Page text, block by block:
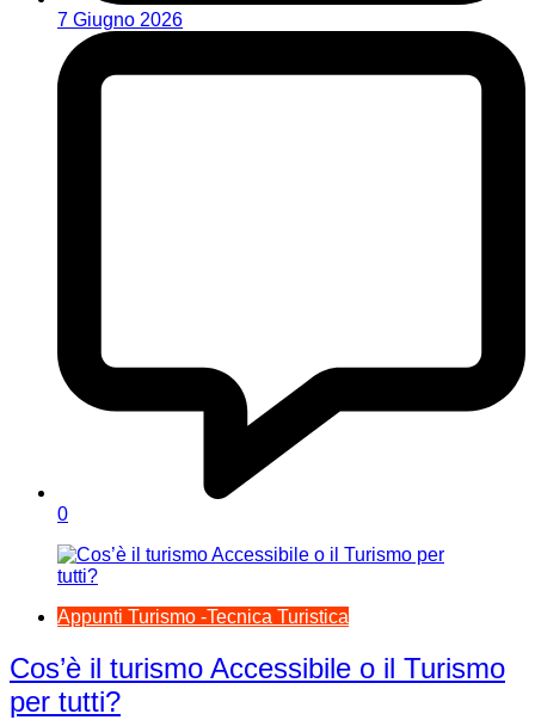
7 Giugno 2026
0
Appunti Turismo -Tecnica Turistica
Cos’è il turismo Accessibile o il Turismo
per tutti?